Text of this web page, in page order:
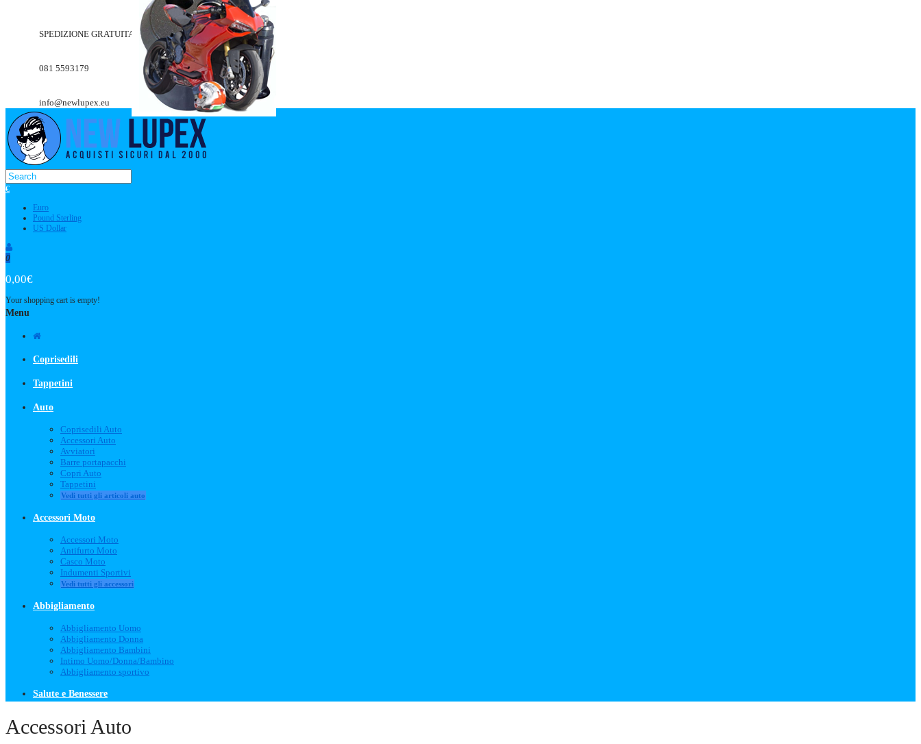
SPEDIZIONE GRATUITA A PARTIRE DA 49.90€
081 5593179
info@newlupex.eu
€
Euro
Pound Sterling
US Dollar
0
0,00€
Your shopping cart is empty!
Menu
Coprisedili
Tappetini
Auto
Coprisedili Auto
Accessori Auto
Avviatori
Barre portapacchi
Copri Auto
Tappetini
Vedi tutti gli articoli auto
Accessori Moto
Accessori Moto
Antifurto Moto
Casco Moto
Indumenti Sportivi
Vedi tutti gli accessori
Abbigliamento
Abbigliamento Uomo
Abbigliamento Donna
Abbigliamento Bambini
Intimo Uomo/Donna/Bambino
Abbigliamento sportivo
Salute e Benessere
Accessori Auto